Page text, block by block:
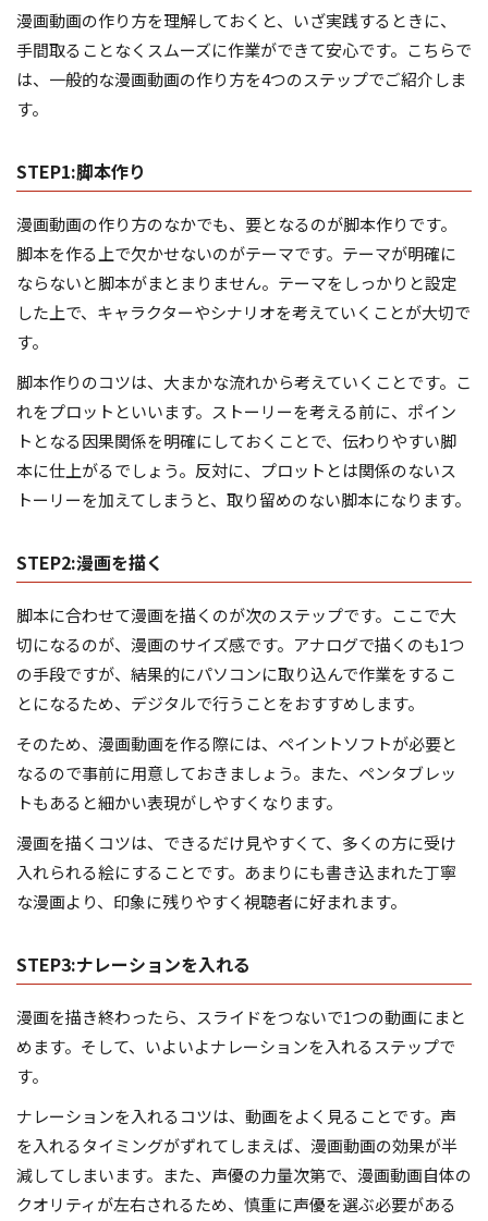
漫画動画の作り方を理解しておくと、いざ実践するときに、
手間取ることなくスムーズに作業ができて安心です。こちらで
は、一般的な漫画動画の作り方を4つのステップでご紹介しま
す。
STEP1:脚本作り
漫画動画の作り方のなかでも、要となるのが脚本作りです。
脚本を作る上で欠かせないのがテーマです。テーマが明確に
ならないと脚本がまとまりません。テーマをしっかりと設定
した上で、キャラクターやシナリオを考えていくことが大切で
す。
脚本作りのコツは、大まかな流れから考えていくことです。こ
れをプロットといいます。ストーリーを考える前に、ポイン
トとなる因果関係を明確にしておくことで、伝わりやすい脚
本に仕上がるでしょう。反対に、プロットとは関係のないス
トーリーを加えてしまうと、取り留めのない脚本になります。
STEP2:漫画を描く
脚本に合わせて漫画を描くのが次のステップです。ここで大
切になるのが、漫画のサイズ感です。アナログで描くのも1つ
の手段ですが、結果的にパソコンに取り込んで作業をするこ
とになるため、デジタルで行うことをおすすめします。
そのため、漫画動画を作る際には、ペイントソフトが必要と
なるので事前に用意しておきましょう。また、ペンタブレッ
トもあると細かい表現がしやすくなります。
漫画を描くコツは、できるだけ見やすくて、多くの方に受け
入れられる絵にすることです。あまりにも書き込まれた丁寧
な漫画より、印象に残りやすく視聴者に好まれます。
STEP3:ナレーションを入れる
漫画を描き終わったら、スライドをつないで1つの動画にまと
めます。そして、いよいよナレーションを入れるステップで
す。
ナレーションを入れるコツは、動画をよく見ることです。声
を入れるタイミングがずれてしまえば、漫画動画の効果が半
減してしまいます。また、声優の力量次第で、漫画動画自体の
クオリティが左右されるため、慎重に声優を選ぶ必要がある